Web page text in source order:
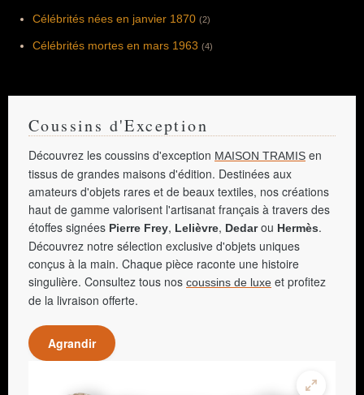
Célébrités nées en janvier 1870 (2)
Célébrités mortes en mars 1963 (4)
Coussins d'Exception
Découvrez les coussins d'exception MAISON TRAMIS en
tissus de grandes maisons d'édition. Destinées aux
amateurs d'objets rares et de beaux textiles, nos créations
haut de gamme valorisent l'artisanat français à travers des
étoffes signées Pierre Frey, Lelièvre, Dedarou Hermès.
Découvrez notre sélection exclusive d'objets uniques
conçus à la main. Chaque pièce raconte une histoire
singulière. Consultez tous nos coussins de luxe et profitez
de la livraison offerte.
Agrandir